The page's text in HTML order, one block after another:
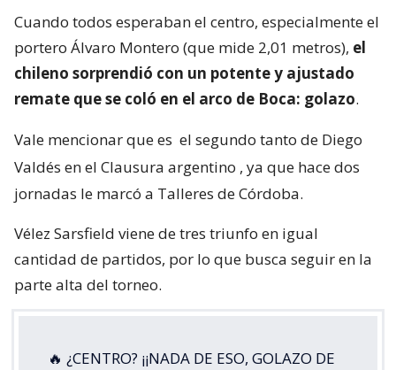
Cuando todos esperaban el centro, especialmente el
portero Álvaro Montero (que mide 2,01 metros), el
chileno sorprendió con un potente y ajustado
remate que se coló en el arco de Boca: golazo.
Vale mencionar que es el segundo tanto de Diego
Valdés en el Clausura argentino , ya que hace dos
jornadas le marcó a Talleres de Córdoba.
Vélez Sarsfield viene de tres triunfo en igual
cantidad de partidos, por lo que busca seguir en la
parte alta del torneo.
🔥 ¿CENTRO? ¡¡NADA DE ESO, GOLAZO DE